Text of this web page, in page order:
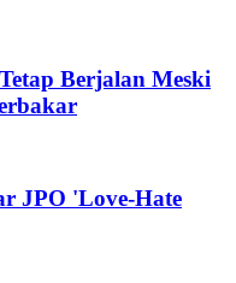
Berjalan Meski
JPO 'Love-Hate